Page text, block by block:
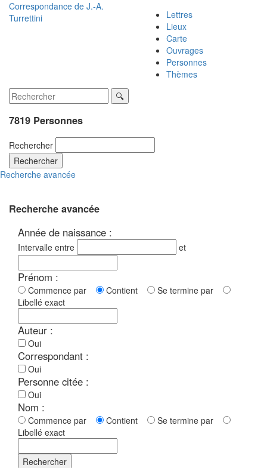
Correspondance de J.-A.
Turrettini
Lettres
Lieux
Carte
Ouvrages
Personnes
Thèmes
7819 Personnes
Rechercher
Rechercher
Recherche avancée
Recherche avancée
Année de naissance :
Intervalle entre et
Prénom :
Commence par Contient
Se termine par
Libellé exact
Auteur :
Oui
Correspondant :
Oui
Personne citée :
Oui
Nom :
Commence par Contient
Se termine par
Libellé exact
Rechercher